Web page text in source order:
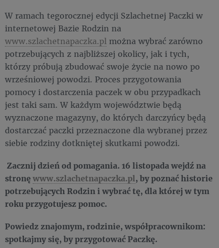
W ramach tegorocznej edycji Szlachetnej Paczki w
internetowej Bazie Rodzin na
www.szlachetnapaczka.pl można wybrać zarówno
potrzebujących z najbliższej okolicy, jak i tych,
którzy próbują zbudować swoje życie na nowo po
wrześniowej powodzi. Proces przygotowania
pomocy i dostarczenia paczek w obu przypadkach
jest taki sam. W każdym województwie będą
wyznaczone magazyny, do których darczyńcy będą
dostarczać paczki przeznaczone dla wybranej przez
siebie rodziny dotkniętej skutkami powodzi.
Zacznij dzień od pomagania. 16 listopada wejdź na
stronęwww.szlachetnapaczka.pl, by poznać historie
potrzebujących Rodzin i wybrać tę, dla której w tym
roku przygotujesz pomoc.
Powiedz znajomym, rodzinie, współpracownikom:
spotkajmy się, by przygotować Paczkę.